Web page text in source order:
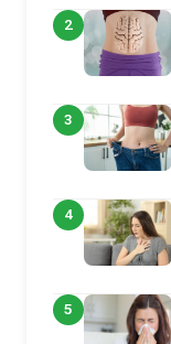
2
3
4
5